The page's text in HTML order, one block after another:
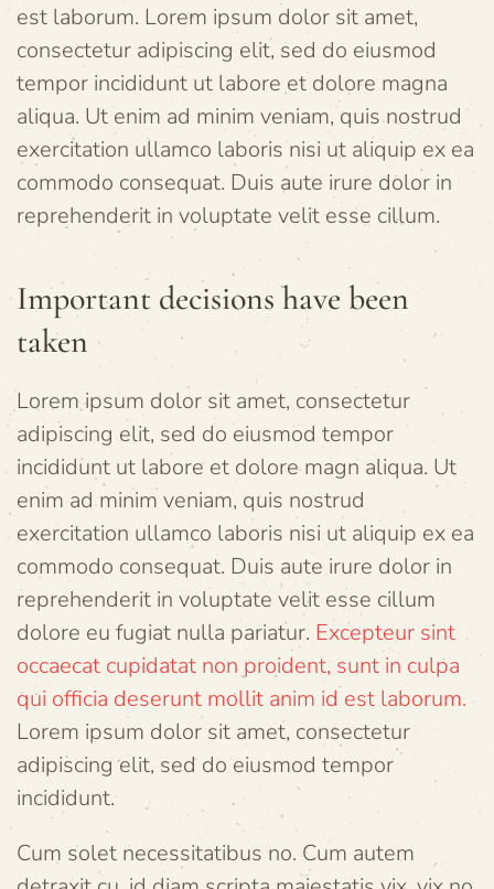
est laborum. Lorem ipsum dolor sit amet,
consectetur adipiscing elit, sed do eiusmod
tempor incididunt ut labore et dolore magna
aliqua. Ut enim ad minim veniam, quis nostrud
exercitation ullamco laboris nisi ut aliquip ex ea
commodo consequat. Duis aute irure dolor in
reprehenderit in voluptate velit esse cillum.
Important decisions have been
taken
Lorem ipsum dolor sit amet, consectetur
adipiscing elit, sed do eiusmod tempor
incididunt ut labore et dolore magn aliqua. Ut
enim ad minim veniam, quis nostrud
exercitation ullamco laboris nisi ut aliquip ex ea
commodo consequat. Duis aute irure dolor in
reprehenderit in voluptate velit esse cillum
dolore eu fugiat nulla pariatur. Excepteur sint
occaecat cupidatat non proident, sunt in culpa
qui officia deserunt mollit anim id est laborum.
Lorem ipsum dolor sit amet, consectetur
adipiscing elit, sed do eiusmod tempor
incididunt.
Cum solet necessitatibus no. Cum autem